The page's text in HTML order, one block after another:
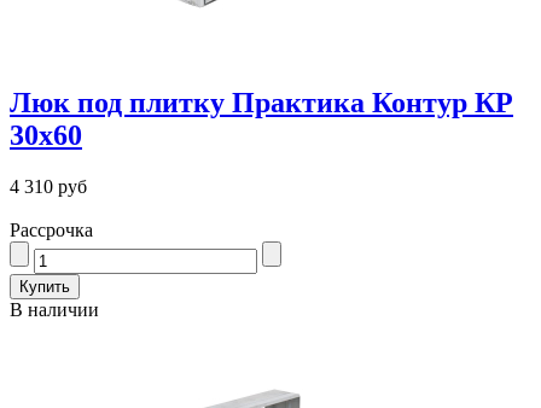
Люк под плитку Практика Контур КР
30х60
4 310 руб
Рассрочка
В наличии